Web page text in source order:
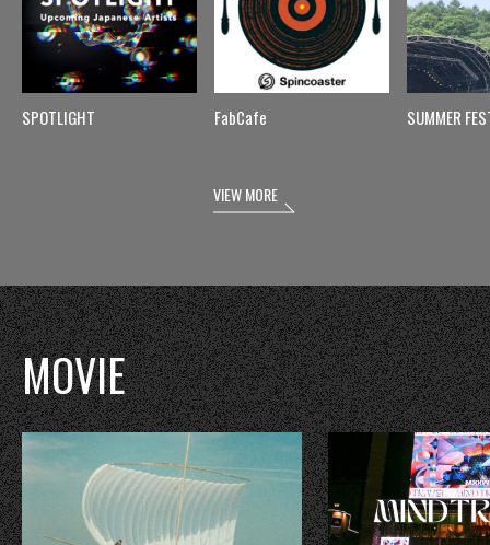
SPOTLIGHT FabCafe SUMMER
VIEW MORE
MOVIE